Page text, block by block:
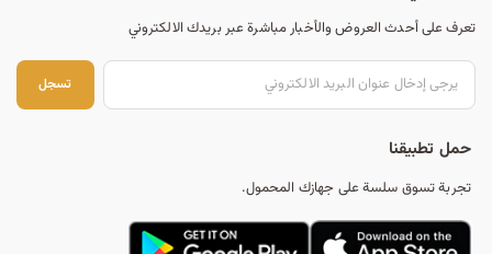
تعرف على أحدث العروض والأخبار مباشرة عبر بريدك الالكتروني
تسجل
حمل تطبيقنا
تجربة تسوق سلسة على جهازك المحمول.